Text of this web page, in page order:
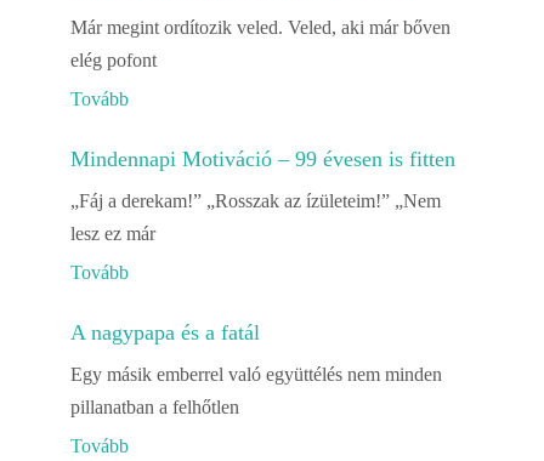
Már megint ordítozik veled. Veled, aki már bőven
elég pofont
Tovább
Mindennapi Motiváció – 99 évesen is fitten
„Fáj a derekam!” „Rosszak az ízületeim!” „Nem
lesz ez már
Tovább
A nagypapa és a fatál
Egy másik emberrel való együttélés nem minden
pillanatban a felhőtlen
Tovább